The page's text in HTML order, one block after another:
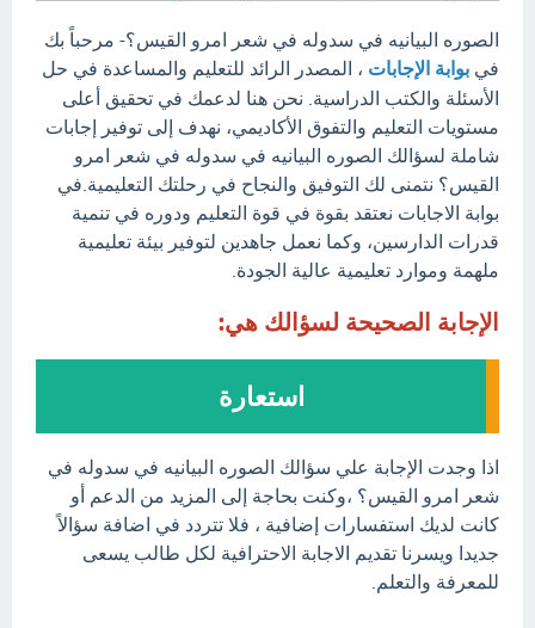
الصوره البيانيه في سدوله في شعر امرو القيس؟- مرحباً بك
في بوابة الإجابات ، المصدر الرائد للتعليم والمساعدة في حل
الأسئلة والكتب الدراسية. نحن هنا لدعمك في تحقيق أعلى
مستويات التعليم والتفوق الأكاديمي، نهدف إلى توفير إجابات
شاملة لسؤالك الصوره البيانيه في سدوله في شعر امرو
القيس؟ نتمنى لك التوفيق والنجاح في رحلتك التعليمية.في
بوابة الاجابات نعتقد بقوة في قوة التعليم ودوره في تنمية
قدرات الدارسين، وكما نعمل جاهدين لتوفير بيئة تعليمية
ملهمة وموارد تعليمية عالية الجودة.
الإجابة الصحيحة لسؤالك هي:
استعارة
اذا وجدت الإجابة علي سؤالك الصوره البيانيه في سدوله في
شعر امرو القيس؟ ،وكنت بحاجة إلى المزيد من الدعم أو
كانت لديك استفسارات إضافية ، فلا تتردد في اضافة سؤالاً
جديدا ويسرنا تقديم الاجابة الاحترافية لكل طالب يسعى
للمعرفة والتعلم.